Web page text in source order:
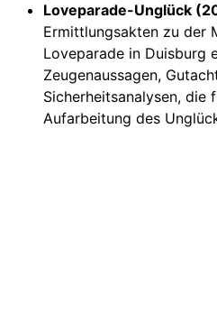
Loveparade-Unglück
Ermittlungsakten zu der
Loveparade in Duisburg
Zeugenaussagen,
Sicherheitsanalysen, die
Aufarbeitung des